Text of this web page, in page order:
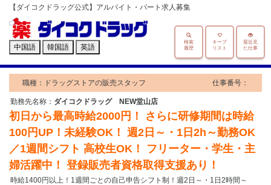
【ダイコクドラッグ公式】アルバイト・パート求人募集
中国語 韓国語 英語
最近見
た仕事
キープ
リスト
検索
履歴
職種：ドラッグストアの販売スタッフ 仕事番号：
勤務先名称： ダイコクドラッグ NEW堂山店
初日から最高時給2000円！ さらに研修期間は時給
100円UP！未経験OK！ 週2日～・1日2h～勤務OK
／1週間シフト 高校生OK！ フリーター・学生・主
婦活躍中！ 登録販売者資格取得支援あり！
時給1400円以上！1週間ごとの自己申告シフト制！週2日～・1日2時間～